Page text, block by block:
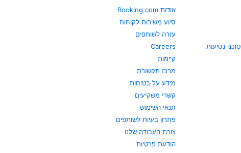
אודות Booking.com
סיוע משירות לקוחות
עזרה לשותפים
Careers
קיימות
מרכז תקשורת
מידע על בטיחות
קשרי משקיעים
תנאי השימוש
פתרון בעיות לשותפים
צורת העבודה שלנו
הודעת פרטיות